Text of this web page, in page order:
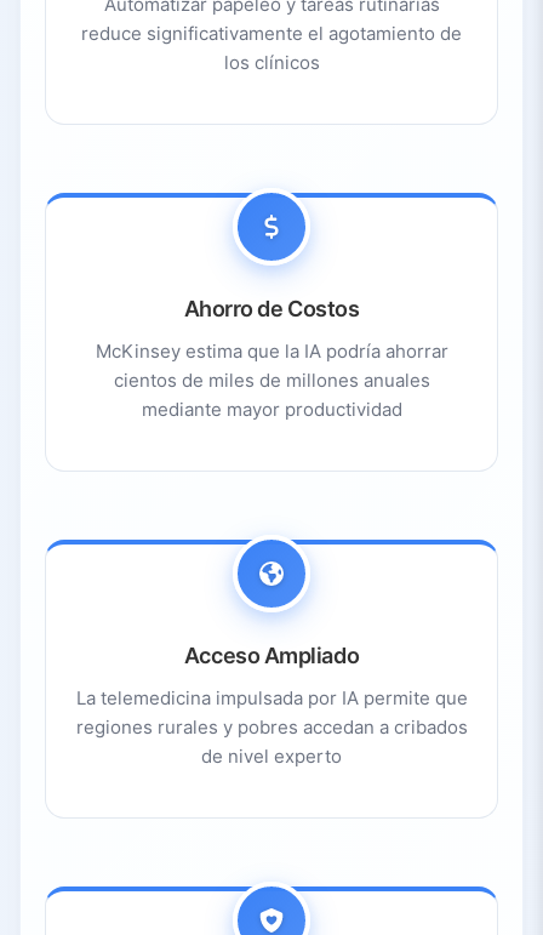
reduce significativamente el agotamiento de
los clínicos
Ahorro de Costos
McKinsey estima que la IA podría ahorrar
cientos de miles de millones anuales
mediante mayor productividad
Acceso Ampliado
La telemedicina impulsada por IA permite que
regiones rurales y pobres accedan a cribados
de nivel experto